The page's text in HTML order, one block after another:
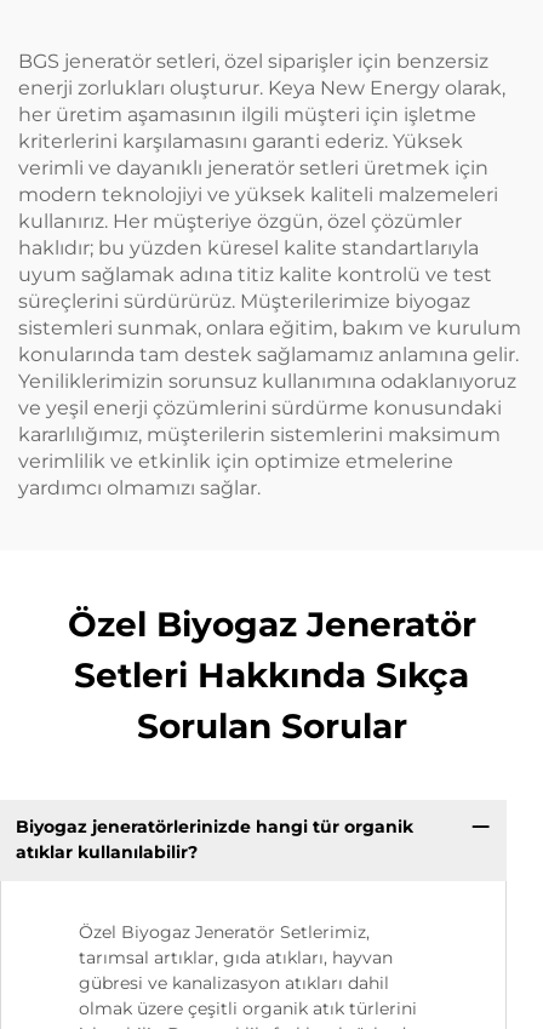
BGS jeneratör setleri, özel siparişler için benzersiz
enerji zorlukları oluşturur. Keya New Energy olarak,
her üretim aşamasının ilgili müşteri için işletme
kriterlerini karşılamasını garanti ederiz. Yüksek
verimli ve dayanıklı jeneratör setleri üretmek için
modern teknolojiyi ve yüksek kaliteli malzemeleri
kullanırız. Her müşteriye özgün, özel çözümler
haklıdır; bu yüzden küresel kalite standartlarıyla
uyum sağlamak adına titiz kalite kontrolü ve test
süreçlerini sürdürürüz. Müşterilerimize biyogaz
sistemleri sunmak, onlara eğitim, bakım ve kurulum
konularında tam destek sağlamamız anlamına gelir.
Yeniliklerimizin sorunsuz kullanımına odaklanıyoruz
ve yeşil enerji çözümlerini sürdürme konusundaki
kararlılığımız, müşterilerin sistemlerini maksimum
verimlilik ve etkinlik için optimize etmelerine
yardımcı olmamızı sağlar.
Özel Biyogaz Jeneratör
Setleri Hakkında Sıkça
Sorulan Sorular
Biyogaz jeneratörlerinizde hangi tür organik
atıklar kullanılabilir?
Özel Biyogaz Jeneratör Setlerimiz,
tarımsal artıklar, gıda atıkları, hayvan
gübresi ve kanalizasyon atıkları dahil
olmak üzere çeşitli organik atık türlerini